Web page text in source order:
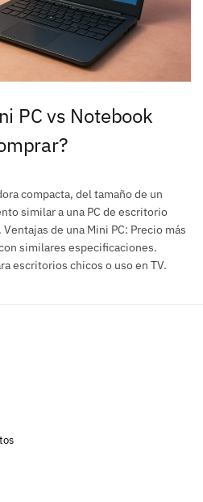
PC vs Notebook
compacta, del tamaño de un
similar a una PC de escritorio
de una Mini PC: Precio más
similares especificaciones.
escritorios chicos o uso en TV.